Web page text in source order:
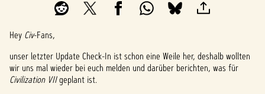
Hey Civ-Fans,
unser letzter Update Check-In ist schon eine Weile her, deshalb wollten
wir uns mal wieder bei euch melden und darüber berichten, was für
Civilization VIIgeplant ist.